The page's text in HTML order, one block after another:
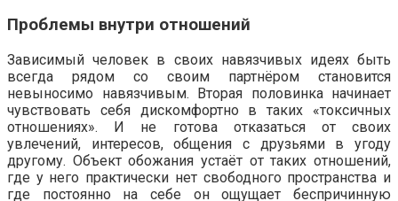
Проблемы внутри отношений
Зависимый человек в своих навязчивых идеях быть
всегда рядом со своим партнёром становится
невыносимо навязчивым. Вторая половинка начинает
чувствовать себя дискомфортно в таких «токсичных
отношениях». И не готова отказаться от своих
увлечений, интересов, общения с друзьями в угоду
другому. Объект обожания устаёт от таких отношений,
где у него практически нет свободного пространства и
где постоянно на себе он ощущает беспричинную